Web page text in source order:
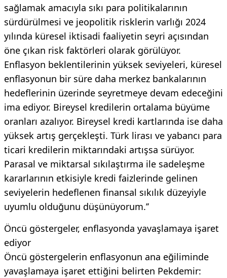
sağlamak amacıyla sıkı para politikalarının
sürdürülmesi ve jeopolitik risklerin varlığı 2024
yılında küresel iktisadi faaliyetin seyri açısından
öne çıkan risk faktörleri olarak görülüyor.
Enflasyon beklentilerinin yüksek seviyeleri, küresel
enflasyonun bir süre daha merkez bankalarının
hedeflerinin üzerinde seyretmeye devam edeceğini
ima ediyor. Bireysel kredilerin ortalama büyüme
oranları azalıyor. Bireysel kredi kartlarında ise daha
yüksek artış gerçekleşti. Türk lirası ve yabancı para
ticari kredilerin miktarındaki artışsa sürüyor.
Parasal ve miktarsal sıkılaştırma ile sadeleşme
kararlarının etkisiyle kredi faizlerinde gelinen
seviyelerin hedeflenen finansal sıkılık düzeyiyle
uyumlu olduğunu düşünüyorum.’’
Öncü göstergeler, enflasyonda yavaşlamaya işaret
ediyor
Öncü göstergelerin enflasyonun ana eğiliminde
yavaşlamaya işaret ettiğini belirten Pekdemir: